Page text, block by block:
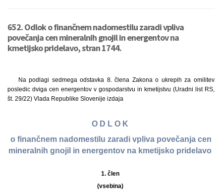
652. Odlok o finančnem nadomestilu zaradi vpliva
povečanja cen mineralnih gnojil in energentov na
kmetijsko pridelavo, stran 1744.
Na podlagi sedmega odstavka 8. člena Zakona o ukrepih za omilitev
posledic dviga cen energentov v gospodarstvu in kmetijstvu (Uradni list RS,
št. 29/22) Vlada Republike Slovenije izdaja
O D L O K
o finančnem nadomestilu zaradi vpliva povečanja cen
mineralnih gnojil in energentov na kmetijsko pridelavo
1. člen
(vsebina)